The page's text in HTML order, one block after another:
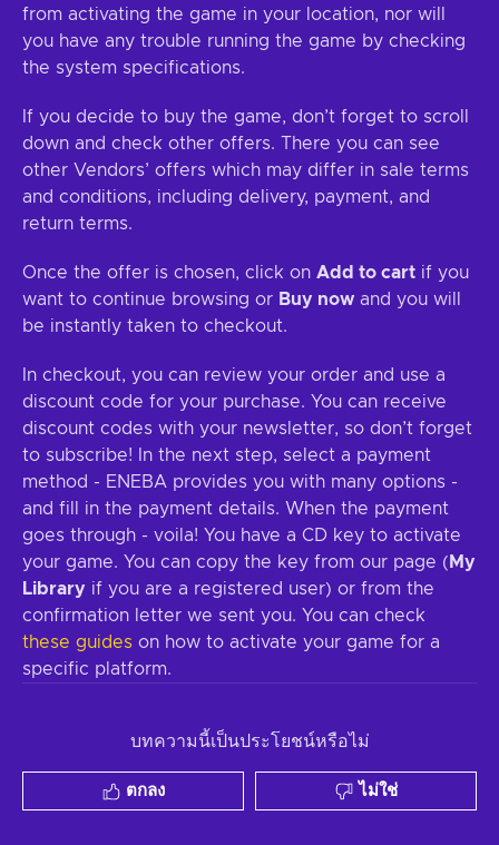
from activating the game in your location, nor will
you have any trouble running the game by checking
the system specifications.
If you decide to buy the game, don’t forget to scroll
down and check other offers. There you can see
other Vendors’ offers which may differ in sale terms
and conditions, including delivery, payment, and
return terms.
Once the offer is chosen, click on Add to cart if you
want to continue browsing or Buy now and you will
be instantly taken to checkout.
In checkout, you can review your order and use a
discount code for your purchase. You can receive
discount codes with your newsletter, so don’t forget
to subscribe! In the next step, select a payment
method - ENEBA provides you with many options -
and fill in the payment details. When the payment
goes through - voila! You have a CD key to activate
your game. You can copy the key from our page ( My
Library if you are a registered user) or from the
confirmation letter we sent you. You can check
these guides on how to activate your game for a
specific platform.
บทความนี้เป็นประโยชน์หรือไม่
ตกลง ไม่ใช่